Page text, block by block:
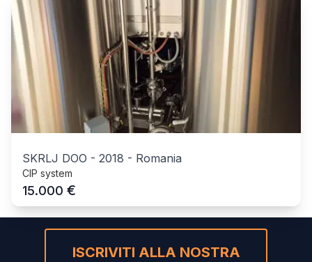
SKRLJ DOO - 2018 - Romania
CIP system
15.000 €
ISCRIVITI ALLA NOSTRA